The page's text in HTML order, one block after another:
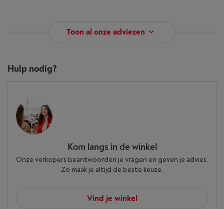
Toon al onze adviezen
Hulp nodig?
Kom langs in de winkel
Onze verkopers beantwoorden je vragen en geven je advies.
Zo maak je altijd de beste keuze.
Vind je winkel